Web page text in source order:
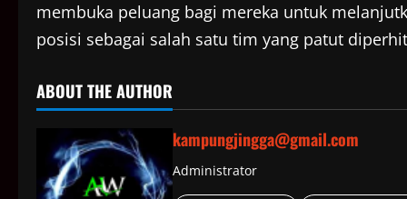
membuka peluang bagi mereka untuk
posisi sebagai salah satu tim yang patut
ABOUT THE AUTHOR
kampungjingga@gmail.com
Administrator